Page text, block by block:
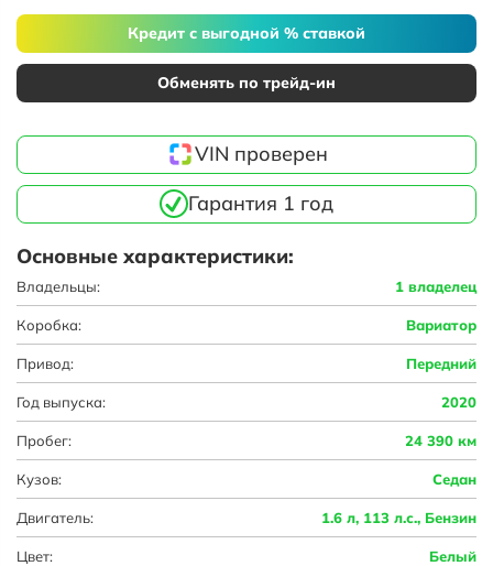
Кредит с выгодной % ставкой
Обменять по трейд-ин
VIN проверен
Гарантия 1 год
Основные характеристики:
Владельцы: 1 владелец
Коробка: Вариатор
Привод: Передний
Год выпуска: 2020
Пробег: 24 390 км
Кузов: Седан
Двигатель: 1.6 л, 113 л.с., Бензин
Цвет: Белый